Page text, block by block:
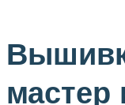
мастер